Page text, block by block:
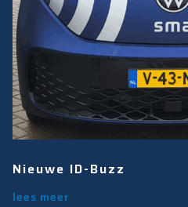
Nieuwe ID-Buzz
lees meer